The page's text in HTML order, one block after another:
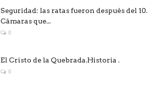
Seguridad: las ratas fueron después del 10.
Cámaras que...
0
El Cristo de la Quebrada.Historia .
0